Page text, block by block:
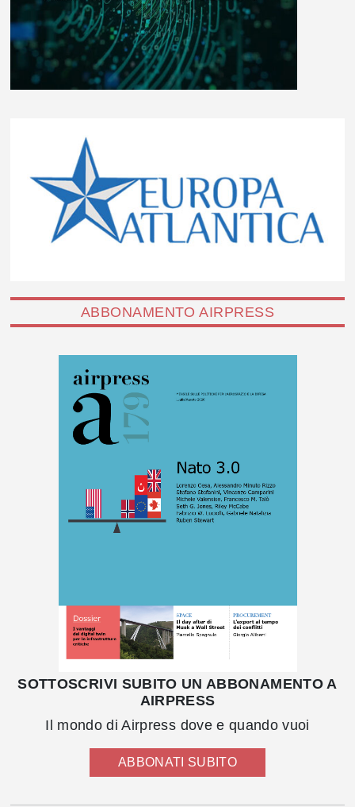
ABBONAMENTO AIRPRESS
SOTTOSCRIVI SUBITO UN ABBONAMENTO A
AIRPRESS
Il mondo di Airpress dove e quando vuoi
ABBONATI SUBITO